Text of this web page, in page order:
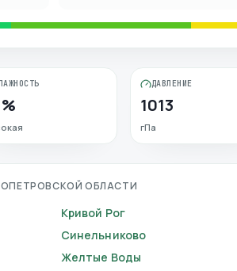
ДАВЛЕНИЕ
1013
гПа
ОБЛАСТИ
Кривой Рог
Синельниково
Желтые Воды